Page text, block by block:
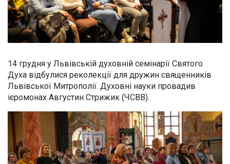
14 грудня у Львівській духовній семінарії Святого
Духа відбулися реколекції для дружин священників
Львівської Митрополії. Духовні науки провадив
ієромонах Августин Стрижик (ЧСВВ).